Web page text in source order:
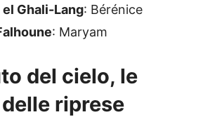
Ghali-Lang: Bérénice
: Maryam
del cielo, le
riprese